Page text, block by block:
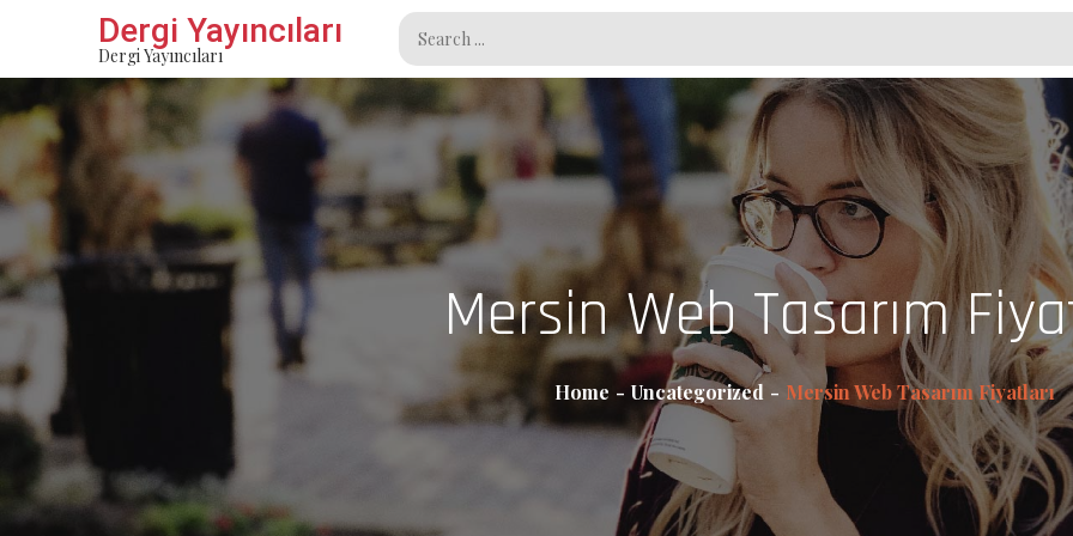
content
Dergi Yayıncıları
Dergi Yayıncıları
Search
for:
Mersin Web Tasarım
Home Uncategorized Mersin Web Tasarım Fiyatları